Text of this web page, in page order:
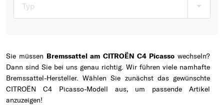
Typ
Sie müssen Bremssattel am CITROËN C4 Picassowechseln?
Dann sind Sie bei uns genau richtig. Wir führen viele namhafte
Bremssattel-Hersteller. Wählen Sie zunächst das gewünschte
CITROËN C4 Picasso-Modell aus, um passende Artikel
anzuzeigen!